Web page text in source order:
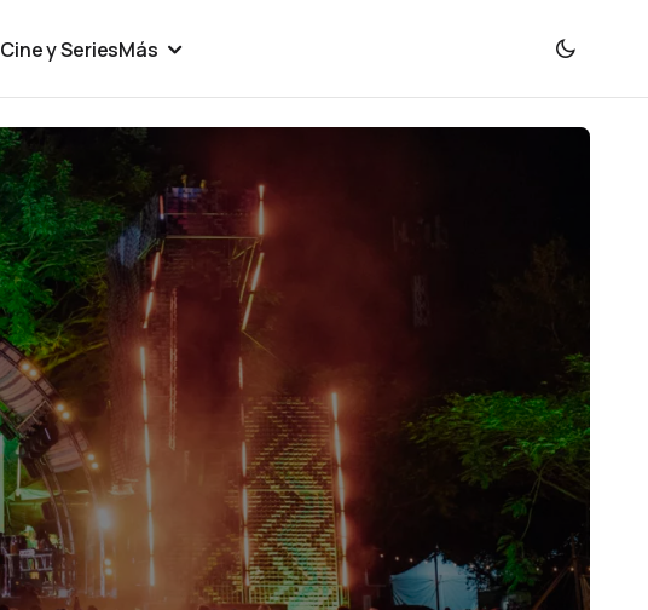
Cine y SeriesMás